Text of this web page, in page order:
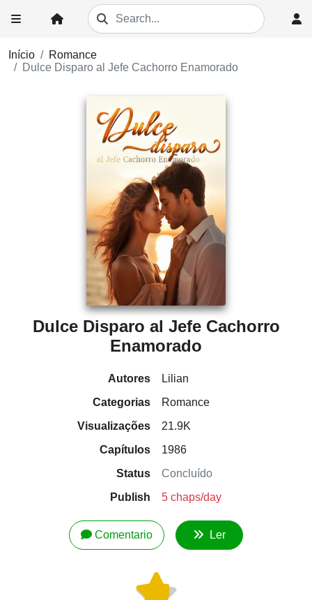
Início
Romance
Dulce Disparo al Jefe Cachorro Enamorado
Dulce Disparo al Jefe Cachorro
Enamorado
Autores
Lilian
Categorias
Romance
Visualizações
21.9K
Capítulos
1986
Status
Concluído
Publish
5 chaps/day
Comentario Ler